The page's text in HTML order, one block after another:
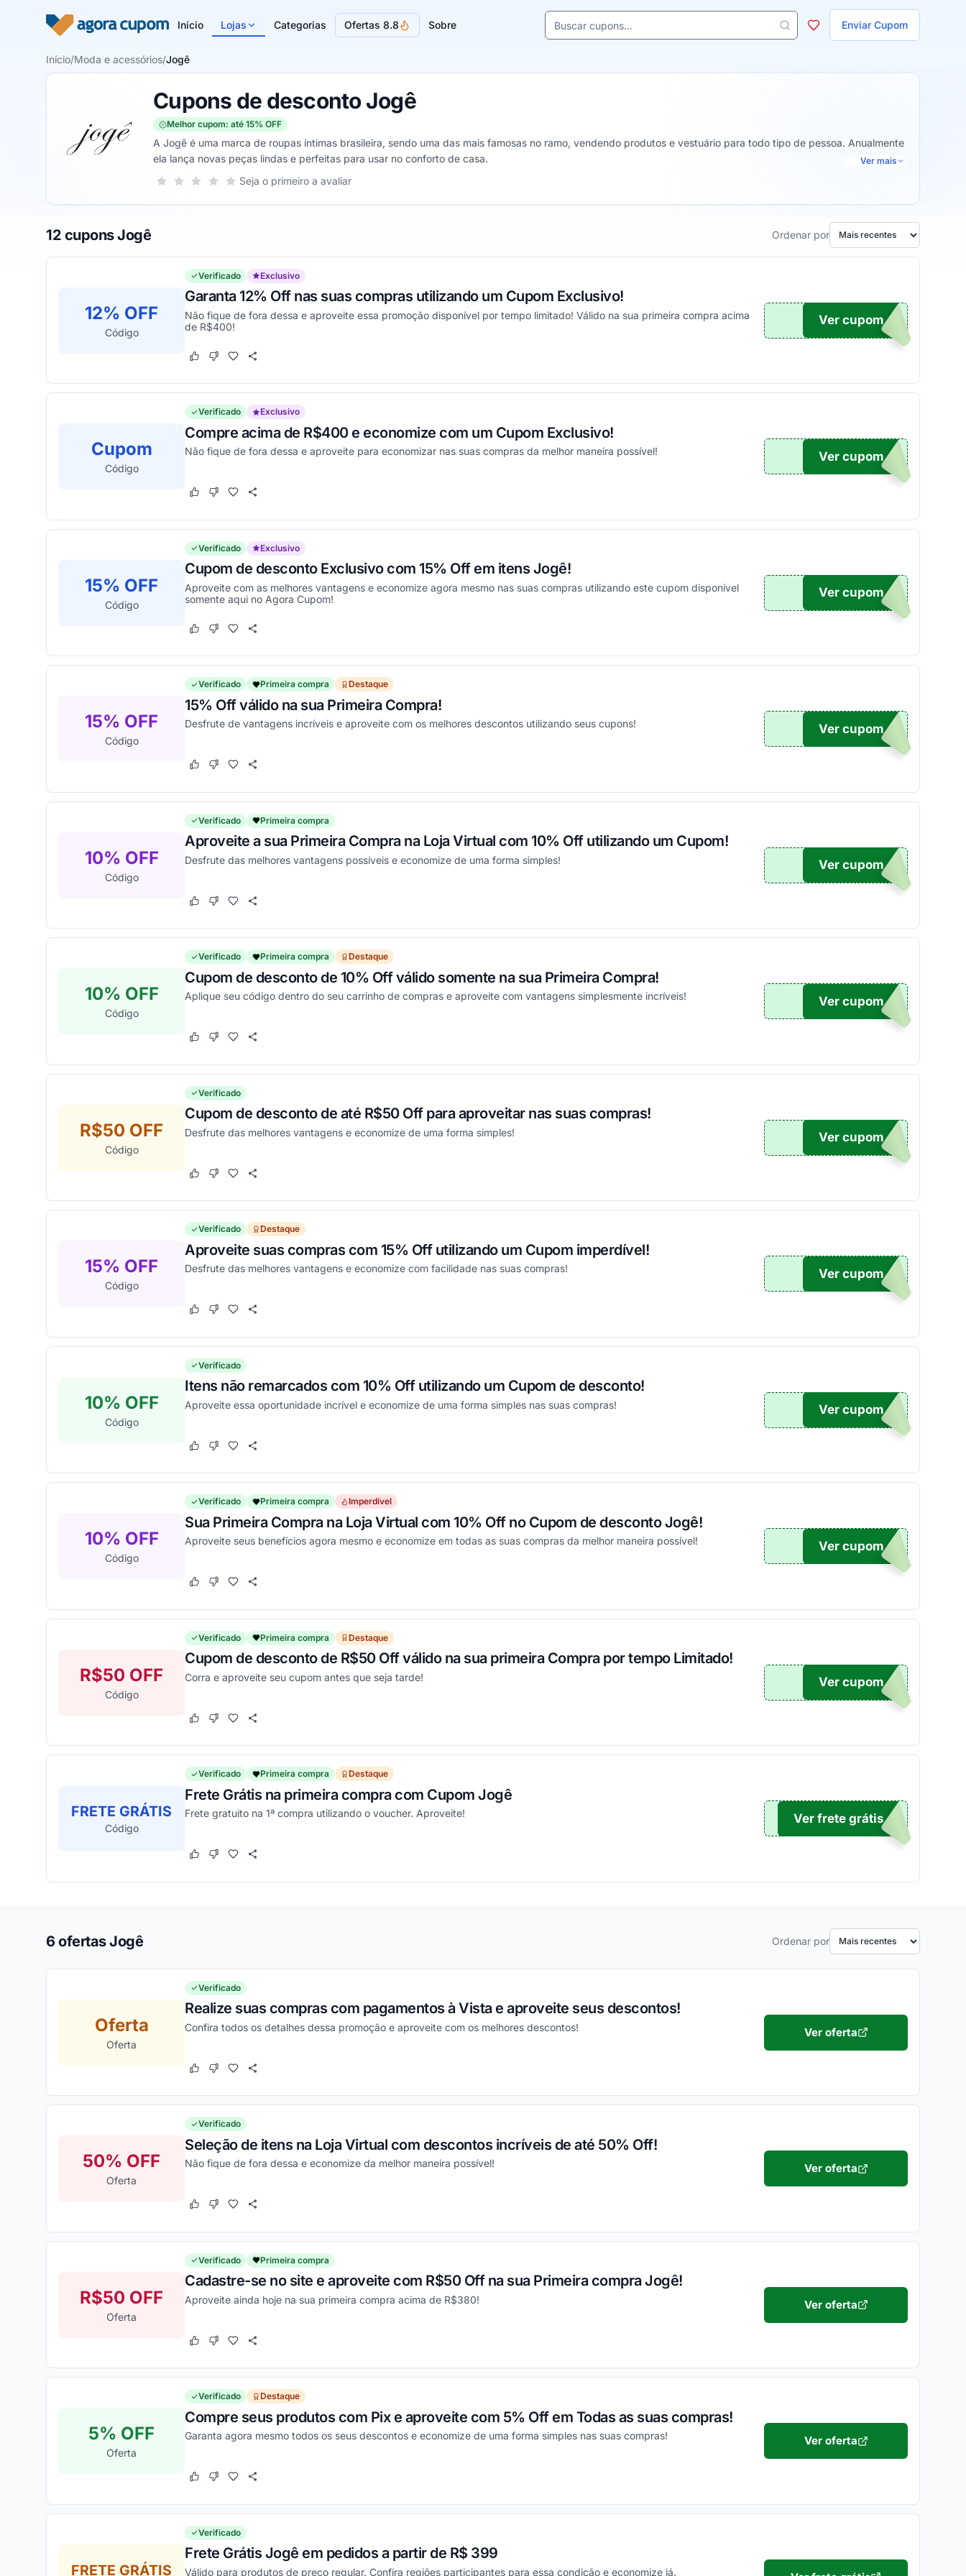
Início Lojas Categorias Ofertas 8.8 Sobre Enviar Cupom
Buscar cupons e lojas
Início/Moda e acessórios/Jogê
Cupons de desconto Jogê
Melhor cupom: até 15% OFF
A Jogê é uma marca de roupas íntimas brasileira, sendo uma das mais famosas no ramo, vendendo produtos e vestuário para todo tipo de pessoa. Anualmente
ela lança novas peças lindas e perfeitas para usar no conforto de casa.
Ver mais
Sua nota para Jogê, de 1 a 5 estrelas
5 estrelas
4 estrelas
3 estrelas
2 estrelas
1 estrela Seja o primeiro a avaliar
12 cupons Jogê Ordenar por
12% OFF
Código
Verificado Exclusivo
Garanta 12% Off nas suas compras utilizando um Cupom Exclusivo!
Não fique de fora dessa e aproveite essa promoção disponível por tempo limitado! Válido na sua primeira compra acima
de R$400!
Este cupom funcionou
Este cupom não funcionou
OM12
Ver cupom
Cupom
Código
Verificado Exclusivo
Compre acima de R$400 e economize com um Cupom Exclusivo!
Não fique de fora dessa e aproveite para economizar nas suas compras da melhor maneira possível!
Este cupom funcionou
Este cupom não funcionou
0OFF
Ver cupom
15% OFF
Código
Verificado Exclusivo
Cupom de desconto Exclusivo com 15% Off em itens Jogê!
Aproveite com as melhores vantagens e economize agora mesmo nas suas compras utilizando este cupom disponível
somente aqui no Agora Cupom!
Este cupom funcionou
Este cupom não funcionou
UPOM
Ver cupom
15% OFF
Código
Verificado Primeira compra Destaque
15% Off válido na sua Primeira Compra!
Desfrute de vantagens incríveis e aproveite com os melhores descontos utilizando seus cupons!
Este cupom funcionou
Este cupom não funcionou
JOGE
Ver cupom
10% OFF
Código
Verificado Primeira compra
Aproveite a sua Primeira Compra na Loja Virtual com 10% Off utilizando um Cupom!
Desfrute das melhores vantagens possíveis e economize de uma forma simples!
Este cupom funcionou
Este cupom não funcionou
10
Ver cupom
10% OFF
Código
Verificado Primeira compra Destaque
Cupom de desconto de 10% Off válido somente na sua Primeira Compra!
Aplique seu código dentro do seu carrinho de compras e aproveite com vantagens simplesmente incríveis!
Este cupom funcionou
Este cupom não funcionou
10
Ver cupom
R$50 OFF
Código
Verificado
Cupom de desconto de até R$50 Off para aproveitar nas suas compras!
Desfrute das melhores vantagens e economize de uma forma simples!
Este cupom funcionou
Este cupom não funcionou
50
Ver cupom
15% OFF
Código
Verificado Destaque
Aproveite suas compras com 15% Off utilizando um Cupom imperdível!
Desfrute das melhores vantagens e economize com facilidade nas suas compras!
Este cupom funcionou
Este cupom não funcionou
JOGE
Ver cupom
10% OFF
Código
Verificado
Itens não remarcados com 10% Off utilizando um Cupom de desconto!
Aproveite essa oportunidade incrível e economize de uma forma simples nas suas compras!
Este cupom funcionou
Este cupom não funcionou
10
Ver cupom
10% OFF
Código
Verificado Primeira compra Imperdível
Sua Primeira Compra na Loja Virtual com 10% Off no Cupom de desconto Jogê!
Aproveite seus benefícios agora mesmo e economize em todas as suas compras da melhor maneira possível!
Este cupom funcionou
Este cupom não funcionou
GE
Ver cupom
R$50 OFF
Código
Verificado Primeira compra Destaque
Cupom de desconto de R$50 Off válido na sua primeira Compra por tempo Limitado!
Corra e aproveite seu cupom antes que seja tarde!
Este cupom funcionou
Este cupom não funcionou
JOGE
Ver cupom
FRETE GRÁTIS
Código
Verificado Primeira compra Destaque
Frete Grátis na primeira compra com Cupom Jogê
Frete gratuito na 1ª compra utilizando o voucher. Aproveite!
Este cupom funcionou
Este cupom não funcionou
GE
Ver frete grátis
6 ofertas Jogê Ordenar por
Oferta
Oferta
Verificado
Realize suas compras com pagamentos à Vista e aproveite seus descontos!
Confira todos os detalhes dessa promoção e aproveite com os melhores descontos!
Este cupom funcionou
Este cupom não funcionou
Ver oferta
50% OFF
Oferta
Verificado
Seleção de itens na Loja Virtual com descontos incríveis de até 50% Off!
Não fique de fora dessa e economize da melhor maneira possível!
Este cupom funcionou
Este cupom não funcionou
Ver oferta
R$50 OFF
Oferta
Verificado Primeira compra
Cadastre-se no site e aproveite com R$50 Off na sua Primeira compra Jogê!
Aproveite ainda hoje na sua primeira compra acima de R$380!
Este cupom funcionou
Este cupom não funcionou
Ver oferta
5% OFF
Oferta
Verificado Destaque
Compre seus produtos com Pix e aproveite com 5% Off em Todas as suas compras!
Garanta agora mesmo todos os seus descontos e economize de uma forma simples nas suas compras!
Este cupom funcionou
Este cupom não funcionou
Ver oferta
FRETE GRÁTIS
Verificado
Frete Grátis Jogê em pedidos a partir de R$ 399
Válido para produtos de preço regular. Confira regiões participantes para essa condição e economize já.